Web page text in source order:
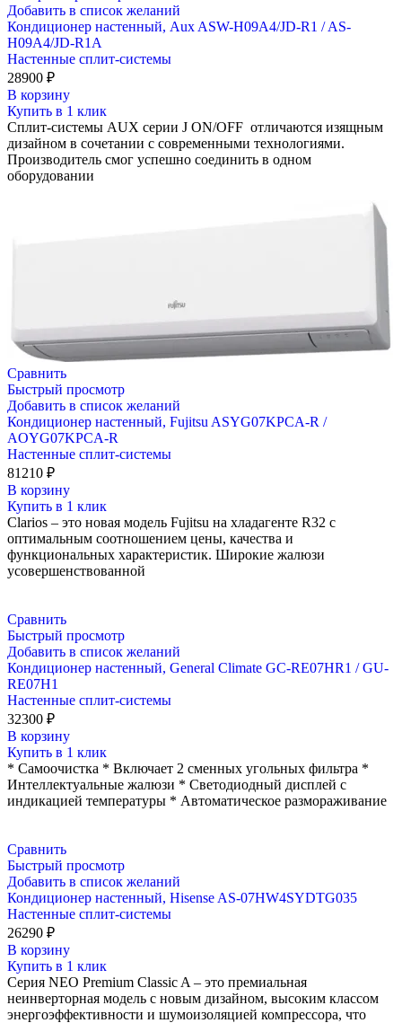
Добавить в список желаний
Кондиционер настенный, Aux ASW-H09A4/JD-R1 / AS-
H09A4/JD-R1A
Настенные сплит-системы
28900 ₽
В корзину
Купить в 1 клик
Сплит-системы AUX серии J ON/OFF отличаются изящным
дизайном в сочетании с современными технологиями.
Производитель смог успешно соединить в одном
оборудовании
Сравнить
Быстрый просмотр
Добавить в список желаний
Кондиционер настенный, Fujitsu ASYG07KPCA-R /
AOYG07KPCA-R
Настенные сплит-системы
81210 ₽
В корзину
Купить в 1 клик
Clarios – это новая модель Fujitsu на хладагенте R32 с
оптимальным соотношением цены, качества и
функциональных характеристик. Широкие жалюзи
усовершенствованной
Сравнить
Быстрый просмотр
Добавить в список желаний
Кондиционер настенный, General Climate GC-RE07HR1 / GU-
RE07H1
Настенные сплит-системы
32300 ₽
В корзину
Купить в 1 клик
* Самоочистка * Включает 2 сменных угольных фильтра *
Интеллектуальные жалюзи * Светодиодный дисплей с
индикацией температуры * Автоматическое размораживание
Сравнить
Быстрый просмотр
Добавить в список желаний
Кондиционер настенный, Hisense AS-07HW4SYDTG035
Настенные сплит-системы
26290 ₽
В корзину
Купить в 1 клик
Серия NEO Premium Classic A – это премиальная
неинверторная модель с новым дизайном, высоким классом
энергоэффективности и шумоизоляцией компрессора, что